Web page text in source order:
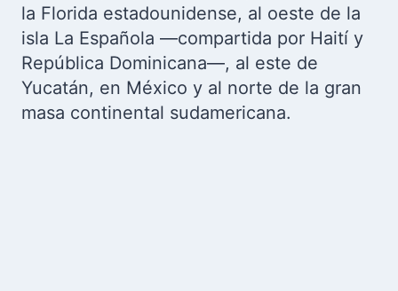
la Florida estadounidense, al oeste de la
isla La Española —compartida por Haití y
República Dominicana—, al este de
Yucatán, en México y al norte de la gran
masa continental sudamericana.